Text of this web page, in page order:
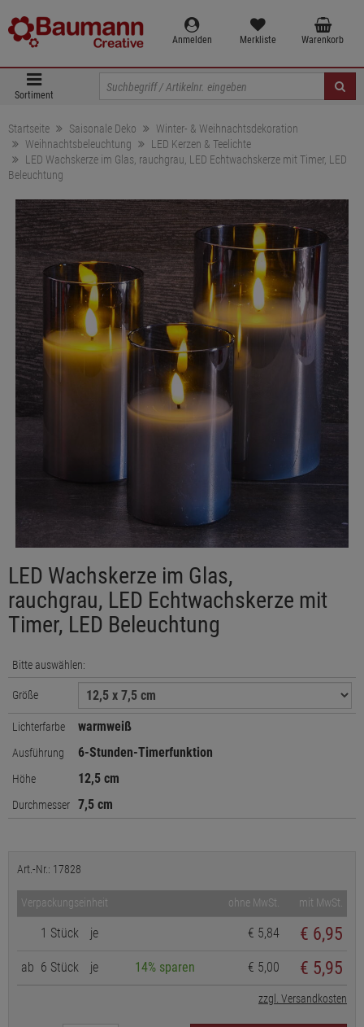
Anmelden Merkliste Warenkorb
Sortiment
Startseite Saisonale Deko
Winter- & Weihnachtsdekoration
Weihnachtsbeleuchtung
LED Kerzen & Teelichte
LED Wachskerze im Glas, rauchgrau, LED Echtwachskerze mit Timer, LED
Beleuchtung
LED Wachskerze im Glas,
rauchgrau, LED Echtwachskerze mit
Timer, LED Beleuchtung
Bitte auswählen:
Größe
Lichterfarbe warmweiß
Ausführung 6-Stunden-Timerfunktion
Höhe 12,5 cm
Durchmesser 7,5 cm
Art.-Nr.: 17828
Verpackungseinheit ohne MwSt. mit MwSt.
1 Stück je € 5,84 € 6,95
ab 6 Stück je 14% sparen € 5,00 € 5,95
zzgl. Versandkosten